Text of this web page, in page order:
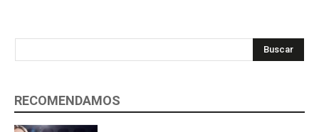
Buscar
RECOMENDAMOS